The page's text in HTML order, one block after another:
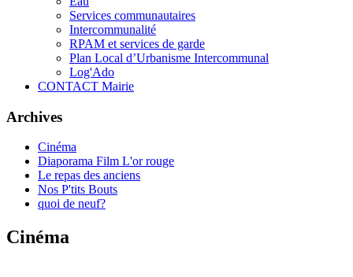
Services communautaires
Intercommunalité
RPAM et services de garde
Plan Local d’Urbanisme Intercommunal
Log'Ado
CONTACT Mairie
Archives
Cinéma
Diaporama Film L'or rouge
Le repas des anciens
Nos P'tits Bouts
quoi de neuf?
Cinéma